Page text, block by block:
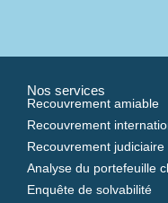
Nos services
Recouvrement amiable
Recouvrement
Recouvrement judiciaire
Analyse du portefeuille
Enquête de solvabilité